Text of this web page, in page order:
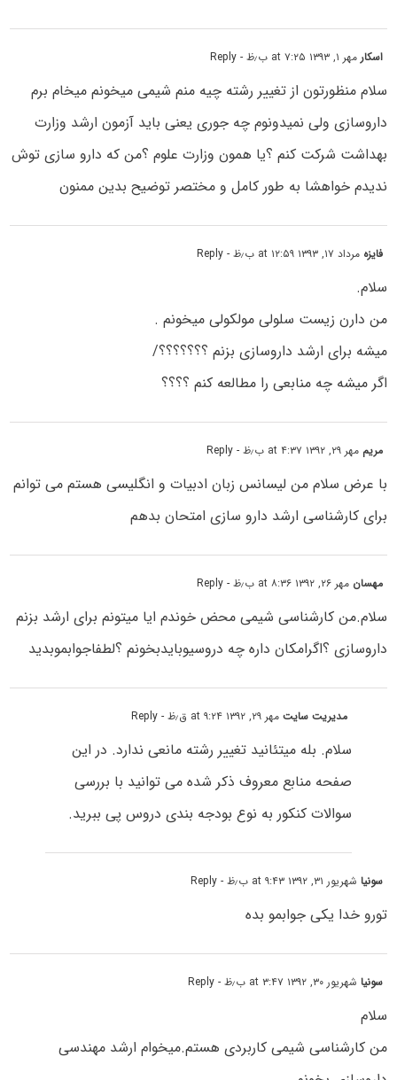
اسکار مهر ۱, ۱۳۹۳ at ۷:۲۵ ب٫ظ - Reply
سلام منظورتون از تغییر رشته چیه منم شیمی میخونم میخام برم
داروسازی ولی نمیدونوم چه جوری یعنی باید آزمون ارشد وزارت
بهداشت شرکت کنم ؟یا همون وزارت علوم ؟من که دارو سازی توش
ندیدم خواهشا به طور کامل و مختصر توضیح بدین ممنون
فایزه مرداد ۱۷, ۱۳۹۳ at ۱۲:۵۹ ب٫ظ - Reply
سلام.
من دارن زیست سلولی مولکولی میخونم .
میشه برای ارشد داروسازی بزنم ؟؟؟؟؟؟؟/
اگر میشه چه منابعی را مطالعه کنم ؟؟؟؟
مریم مهر ۲۹, ۱۳۹۲ at ۴:۳۷ ب٫ظ - Reply
با عرض سلام من لیسانس زبان ادبیات و انگلیسی هستم می توانم
برای کارشناسی ارشد دارو سازی امتحان بدهم
مهسان مهر ۲۶, ۱۳۹۲ at ۸:۳۶ ب٫ظ - Reply
سلام.من کارشناسی شیمی محض خوندم ایا میتونم برای ارشد بزنم
داروسازی ؟اگرامکان داره چه دروسیوبایدبخونم ؟لطفاجوابموبدید
مدیریت سایتمهر ۲۹, ۱۳۹۲ at ۹:۲۴ ق٫ظ - Reply
سلام. بله میتئانید تغییر رشته مانعی ندارد. در این
صفحه منابع معروف ذکر شده می توانید با بررسی
سوالات کنکور به نوع بودجه بندی دروس پی ببرید.
سونیاشهریور ۳۱, ۱۳۹۲ at ۹:۴۳ ب٫ظ - Reply
تورو خدا یکی جوابمو بده
سونیاشهریور ۳۰, ۱۳۹۲ at ۳:۴۷ ب٫ظ - Reply
سلام
من کارشناسی شیمی کاربردی هستم.میخوام ارشد مهندسی